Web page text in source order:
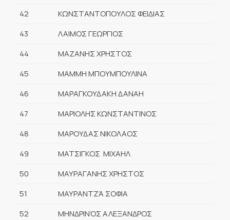
42
ΚΩΝΣΤΑΝΤΟΠΟΥΛΟΣ ΦΕΙΔΙΑΣ
43
ΛΑΙΜΟΣ ΓΕΩΡΓΙΟΣ
44
ΜΑΖΑΝΗΣ ΧΡΗΣΤΟΣ
45
ΜΑΜΜΗ ΜΠΟΥΜΠΟΥΛΙΝΑ
46
ΜΑΡΑΓΚΟΥΔΑΚΗ ΔΑΝΑΗ
47
ΜΑΡΙΟΛΗΣ ΚΩΝΣΤΑΝΤΙΝΟΣ
48
ΜΑΡΟΥΔΑΣ ΝΙΚΟΛΑΟΣ
49
ΜΑΤΣΙΓΚΟΣ ΜΙΧΑΗΛ
50
ΜΑΥΡΑΓΑΝΗΣ ΧΡΗΣΤΟΣ
51
ΜΑΥΡΑΝΤΖΆ ΣΟΦΙΑ
52
ΜΗΝΔΡΙΝΌΣ ΑΛΕΞΑΝΔΡΟΣ